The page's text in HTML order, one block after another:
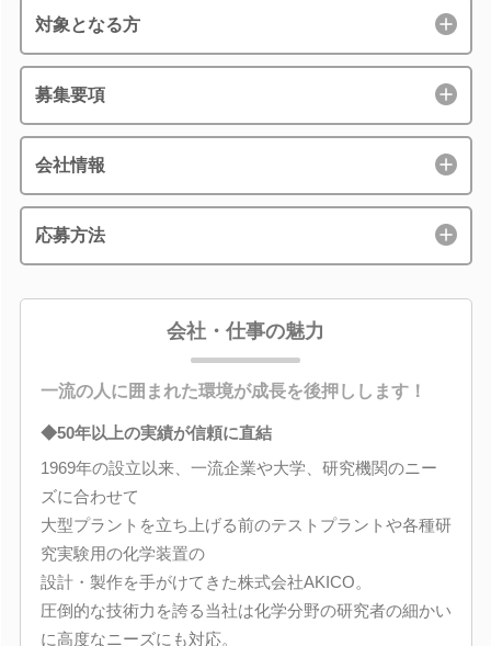
対象となる方
募集要項
会社情報
応募方法
会社・仕事の魅力
一流の人に囲まれた環境が成長を後押しします！
◆50年以上の実績が信頼に直結
1969年の設立以来、一流企業や大学、研究機関のニー
ズに合わせて
大型プラントを立ち上げる前のテストプラントや各種研
究実験用の化学装置の
設計・製作を手がけてきた株式会社AKICO。
圧倒的な技術力を誇る当社は化学分野の研究者の細かい
に高度なニーズにも対応。